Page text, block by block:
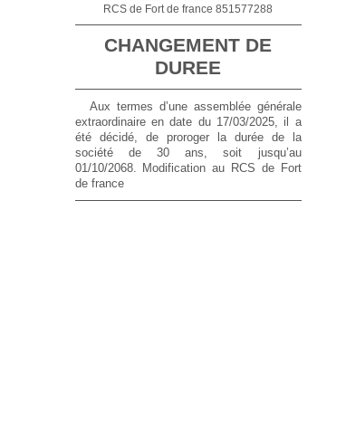
RCS de Fort de france 851577288
CHANGEMENT DE
DUREE
Aux termes d’une assemblée générale
extraordinaire en date du 17/03/2025, il a
été décidé, de proroger la durée de la
société de 30 ans, soit jusqu’au
01/10/2068. Modification au RCS de Fort
de france